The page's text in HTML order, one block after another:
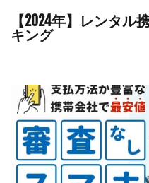
【2024年】レンタル
キング